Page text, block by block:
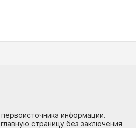
информации.
страницу без заключения